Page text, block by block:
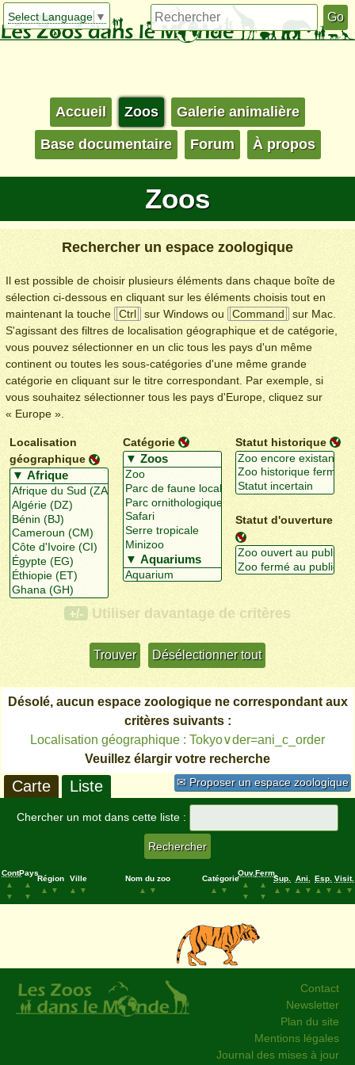
Select Language ▼
Accueil Zoos Galerie animalière
Base documentaire Forum À propos
Zoos
Rechercher un espace zoologique
Il est possible de choisir plusieurs éléments dans chaque boîte de
sélection ci-dessous en cliquant sur les éléments choisis tout en
maintenant la touche
Ctrl sur Windows ou Command
sur Mac.
S'agissant des filtres de localisation géographique et de catégorie,
vous pouvez sélectionner en un clic tous les pays d'un même
continent ou toutes les sous-catégories d'une même grande
catégorie en cliquant sur le titre correspondant. Par exemple, si
vous souhaitez sélectionner tous les pays d'Europe, cliquez sur
« Europe ».
Localisation
géographique
Catégorie Statut historique
Statut d'ouverture
+/- Utiliser davantage de critères
Désolé, aucun espace zoologique ne correspondant aux
critères suivants :
Localisation géographique : Tokyo∨der=ani_c_order
Veuillez élargir votre recherche
✉ Proposer un espace zoologique
Carte Liste
Chercher un mot dans cette liste :
Cont.
▲
▼
Pays
▲
▼
Région
▲
▼
Ville
▲
▼
Nom du zoo
▲
▼
Catégorie
▲
▼
Ouv.
▲
▼
Ferm.
▲
▼
Sup.
▲
▼
Ani.
▲
▼
Esp.
▲
▼
Visit.
▲
▼
Contact
Newsletter
Plan du site
Mentions légales
Journal des mises à jour